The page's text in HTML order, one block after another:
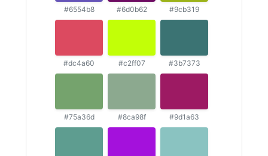
#6554b8 #6d0b62 #9cb319
#dc4a60 #c2ff07 #3b7373
#75a36d #8ca98f #9d1a63